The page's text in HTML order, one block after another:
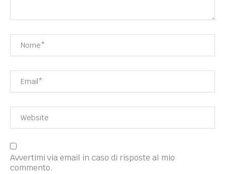
Avvertimi via email in caso di risposte al mio
commento.